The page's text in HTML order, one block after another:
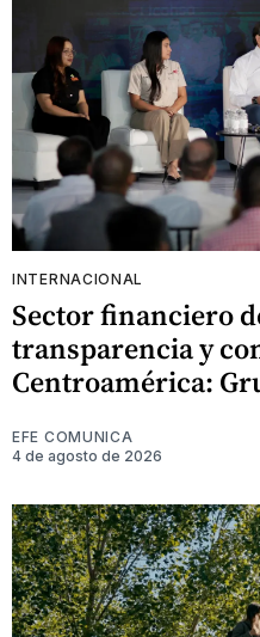
INTERNACIONAL
Sector financiero
transparencia y
Centroamérica:
EFE COMUNICA
4 de agosto de 2026